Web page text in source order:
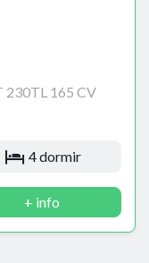
230TL 165 CV
4 dormir
+ info